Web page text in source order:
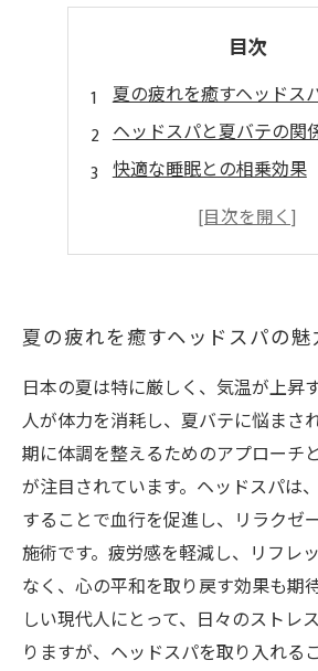
目次
夏の疲れを癒すヘッドス
ヘッドスパと夏バテの関
快適な睡眠との相乗効果
ヘッドスパの施術内容と体
夏の疲れを癒すヘッドスパの魅
日本の夏は特に厳しく、気温が上昇
人が体力を消耗し、夏バテに悩まさ
期に体調を整えるためのアプローチ
が注目されています。ヘッドスパは
することで血行を促進し、リラクゼ
施術です。疲労感を軽減し、リフレ
なく、心の平和を取り戻す効果も期
しい現代人にとって、日々のストレ
りますが、ヘッドスパを取り入れる